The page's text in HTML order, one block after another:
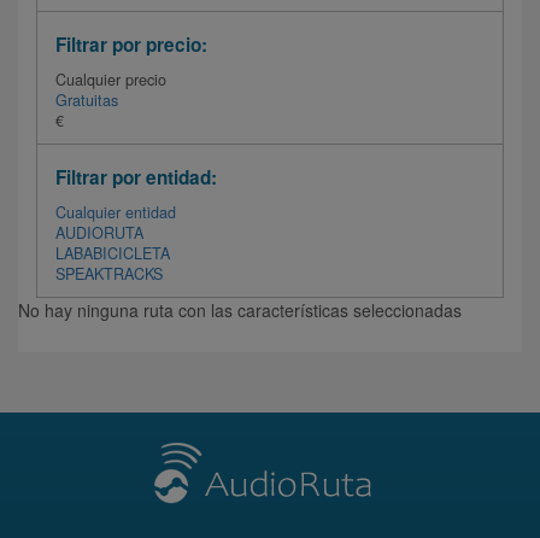
Filtrar por precio:
Cualquier precio
Gratuitas
€
Filtrar por entidad:
Cualquier entidad
AUDIORUTA
LABABICICLETA
SPEAKTRACKS
No hay ninguna ruta con las características seleccionadas